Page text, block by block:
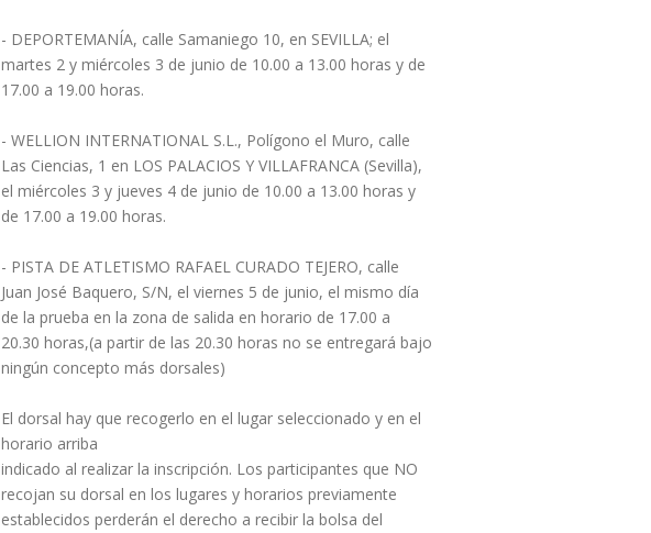
- DEPORTEMANÍA, calle Samaniego 10, en SEVILLA; el
martes 2 y miércoles 3 de junio de 10.00 a 13.00 horas y de
17.00 a 19.00 horas.
- WELLION INTERNATIONAL S.L., Polígono el Muro, calle
Las Ciencias, 1 en LOS PALACIOS Y VILLAFRANCA (Sevilla),
el miércoles 3 y jueves 4 de junio de 10.00 a 13.00 horas y
de 17.00 a 19.00 horas.
- PISTA DE ATLETISMO RAFAEL CURADO TEJERO, calle
Juan José Baquero, S/N, el viernes 5 de junio, el mismo día
de la prueba en la zona de salida en horario de 17.00 a
20.30 horas,(a partir de las 20.30 horas no se entregará bajo
ningún concepto más dorsales)
El dorsal hay que recogerlo en el lugar seleccionado y en el
horario arriba
indicado al realizar la inscripción. Los participantes que NO
recojan su dorsal en los lugares y horarios previamente
establecidos perderán el derecho a recibir la bolsa del